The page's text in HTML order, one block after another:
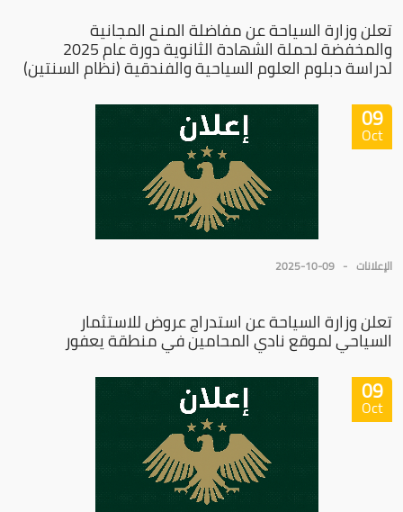
تعلن وزارة السياحة عن مفاضلة المنح المجانية
والمخفضة لحملة الشهادة الثانوية دورة عام 2025
لدراسة دبلوم العلوم السياحية والفندقية (نظام السنتين)
09
Oct
الإعلانات 2025-10-09
تعلن وزارة السياحة عن استدراج عروض للاستثمار
السياحي لموقع نادي المحامين في منطقة يعفور
09
Oct